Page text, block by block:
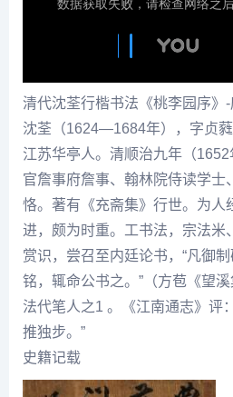
清代沈荃行楷书法《桃李园序》
沈荃 （1624—1684年），字贞
江苏华亭人。清顺治九年（
官詹事府詹事、翰林院侍读学士
恪。著有《充斋集》行世。为人
进，颇为时重。工书法，宗法米
赏识，尝召至内廷论书，“凡御
铭，辄命公书之。”（方苞《望
法代笔人之1 。《江南通志》评
推独步。”
史籍记载